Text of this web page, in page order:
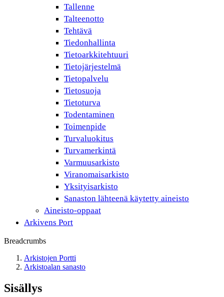
Tallenne
Talteenotto
Tehtävä
Tiedonhallinta
Tietoarkkitehtuuri
Tietojärjestelmä
Tietopalvelu
Tietosuoja
Tietoturva
Todentaminen
Toimenpide
Turvaluokitus
Turvamerkintä
Varmuusarkisto
Viranomaisarkisto
Yksityisarkisto
Sanaston lähteenä käytetty aineisto
Aineisto-oppaat
Arkivens Port
Breadcrumbs
Arkistojen Portti
Arkistoalan sanasto
Sisällys